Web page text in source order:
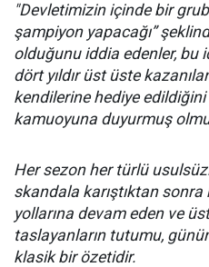
"Devletimizin içinde bir
şampiyon yapacağı”
olduğunu iddia edenler, bu
dört yıldır üst üste
kendilerine hediye
kamuoyuna duyurmuş
Her sezon her türlü
skandala karıştıktan
yollarına devam eden ve
taslayanların tutumu,
klasik bir özetidir.